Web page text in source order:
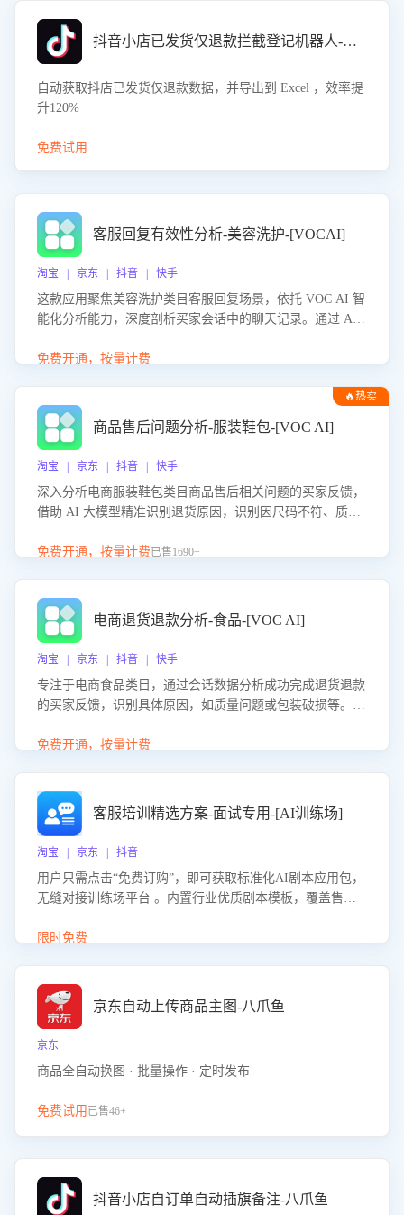
抖音小店已发货仅退款拦截登记机器人-八爪鱼
自动获取抖店已发货仅退款数据，并导出到 Excel ，效率提
升120%
免费试用
客服回复有效性分析-美容洗护-[VOCAI]
淘宝 | 京东 | 抖音 | 快手
这款应用聚焦美容洗护类目客服回复场景，依托 VOC AI 智
能化分析能力，深度剖析买家会话中的聊天记录。通过 AI
答的有效性与完整性，输出针对性改进策略，助力商家快速
免费开通，按量计费
🔥热卖
商品售后问题分析-服装鞋包-[VOC AI]
淘宝 | 京东 | 抖音 | 快手
深入分析电商服装鞋包类目商品售后相关问题的买家反馈，
借助 AI 大模型精准识别退货原因，识别因尺码不符、质量
议，助力商家优化产品或服务，实现销售额的显著提升。
免费开通，按量计费已售1690+
电商退货退款分析-食品-[VOC AI]
淘宝 | 京东 | 抖音 | 快手
专注于电商食品类目，通过会话数据分析成功完成退货退款
的买家反馈，识别具体原因，如质量问题或包装破损等。结
商家降低退款率，提升售后效率。
免费开通，按量计费
客服培训精选方案-面试专用-[AI训练场]
淘宝 | 京东 | 抖音
用户只需点击“免费订购”，即可获取标准化AI剧本应用包，
无缝对接训练场平台 。内置行业优质剧本模板，覆盖售前
初始化时间，助力企业快速启动智能客服训练
限时免费
京东自动上传商品主图-八爪鱼
京东
商品全自动换图 · 批量操作 · 定时发布
免费试用 已售46+
抖音小店自订单自动插旗备注-八爪鱼